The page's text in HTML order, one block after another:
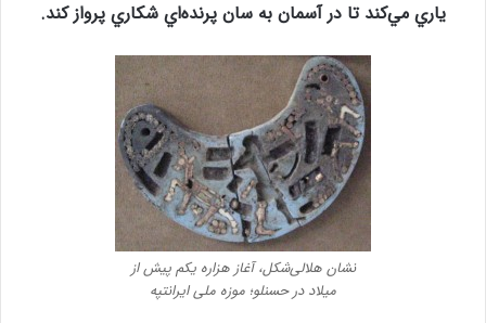
ياري مي‌كند تا در آسمان به سان پرنده‌اي شكاري پرواز كند.
نشان هلالی‌شکل، آغاز هزاره یکم پیش از
میلاد در حسنلو؛ موزه ملی ایرانتپه